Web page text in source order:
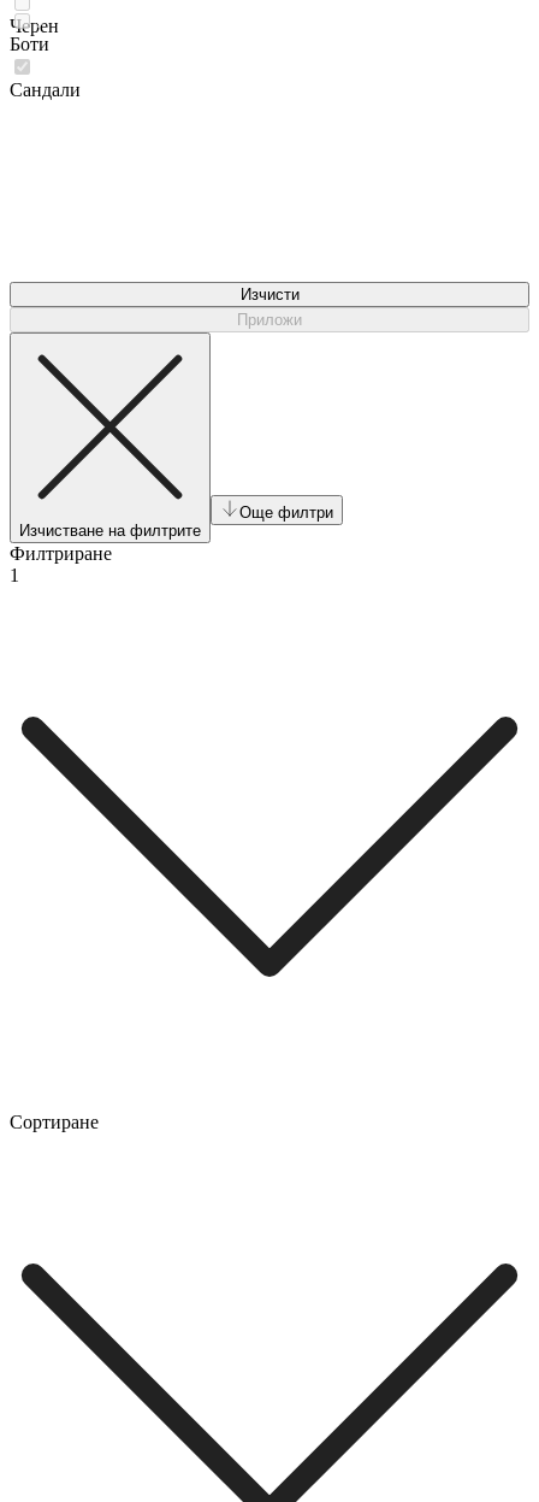
Черен
Боти
Сандали
Изчисти
Приложи
Изчистване на филтрите
Още филтри
Филтриране
1
Сортиране